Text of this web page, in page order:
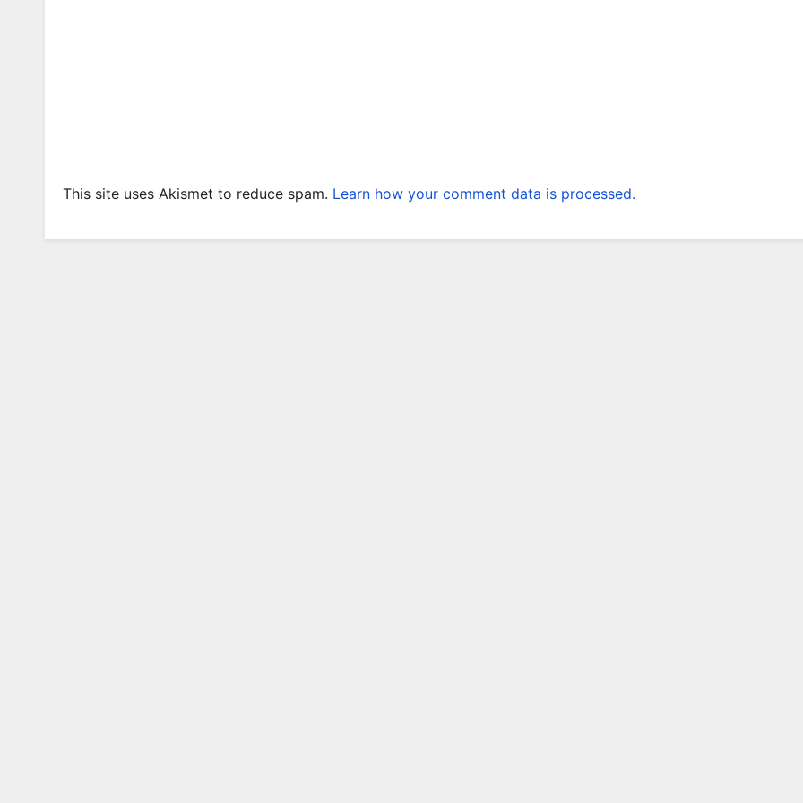
This site uses Akismet to reduce spam. Learn how your comment data is processed.